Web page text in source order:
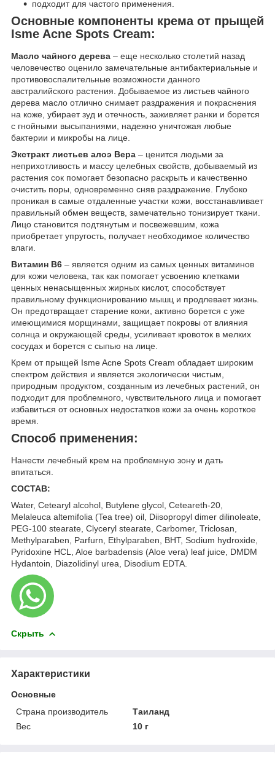
подходит для частого применения.
Основные компоненты крема от прыщей
Isme Acne Spots Cream:
Масло чайного дерева – еще несколько столетий назад
человечество оценило замечательные антибактериальные и
противовоспалительные возможности данного
австралийского растения. Добываемое из листьев чайного
дерева масло отлично снимает раздражения и покраснения
на коже, убирает зуд и отечность, заживляет ранки и борется
с гнойными высыпаниями, надежно уничтожая любые
бактерии и микробы на лице.
Экстракт листьев алоэ Вера – ценится людьми за
неприхотливость и массу целебных свойств, добываемый из
растения сок помогает безопасно раскрыть и качественно
очистить поры, одновременно сняв раздражение. Глубоко
проникая в самые отдаленные участки кожи, восстанавливает
правильный обмен веществ, замечательно тонизирует ткани.
Лицо становится подтянутым и посвежевшим, кожа
приобретает упругость, получает необходимое количество
влаги.
Витамин В6 – является одним из самых ценных витаминов
для кожи человека, так как помогает усвоению клетками
ценных ненасыщенных жирных кислот, способствует
правильному функционированию мышц и продлевает жизнь.
Он предотвращает старение кожи, активно борется с уже
имеющимися морщинами, защищает покровы от влияния
солнца и окружающей среды, усиливает кровоток в мелких
сосудах и борется с сыпью на лице.
Крем от прыщей Isme Acne Spots Cream обладает широким
спектром действия и является экологически чистым,
природным продуктом, созданным из лечебных растений, он
подходит для проблемного, чувствительного лица и помогает
избавиться от основных недостатков кожи за очень короткое
время.
Способ применения:
Нанести лечебный крем на проблемную зону и дать
впитаться.
СОСТАВ:
Water, Cetearyl alcohol, Butylene glycol, Ceteareth-20,
Melaleuca altemifolia (Tea tree) oil, Diisopropyl dimer dilinoleate,
PEG-100 stearate, Clyceryl stearate, Carbomer, Triclosan,
Methylparaben, Parfurn, Ethylparaben, BHT, Sodium hydroxide,
Pyridoxine HCL, Aloe barbadensis (Aloe vera) leaf juice, DMDM
Hydantoin, Diazolidinyl urea, Disodium EDTA.
Скрыть
Характеристики
Основные
Страна производитель
Таиланд
Вес
10 г